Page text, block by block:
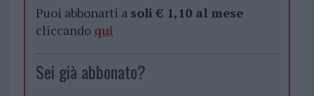
Puoi abbonarti a soli € 1,10 al mese
cliccando qui
Sei già abbonato?